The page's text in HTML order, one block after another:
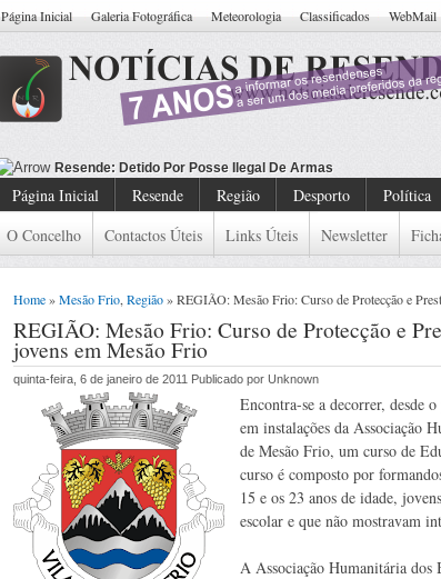
Página Inicial Galeria Fotográfica Meteorologia Classificados WebMail
Resende: Detido
Página Inicial Resende Região Desporto Política
O Concelho
Contactos Úteis Links Úteis Newsletter
Home»Mesão Frio Região» REGIÃO: Mesão Frio: Curso de Protecção e
REGIÃO: Mesão Frio: Curso de Protecção e
jovens em Mesão Frio
quinta-feira, 6 de janeiro de 2011 Publicado por Unknown
Encontra-se a decorrer, desde
em instalações da Associação
de Mesão Frio, um curso de
curso é composto por
15 e os 23 anos de idade,
escolar e que não mostravam
A Associação Humanitária